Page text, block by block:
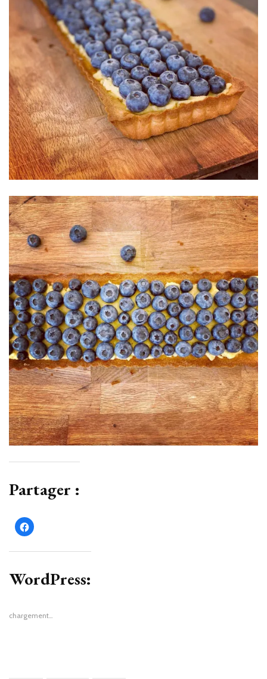
Partager :
Cliquez
pour
Facebook(ouvre
nouvelle
fenêtre)
WordPress:
chargement…